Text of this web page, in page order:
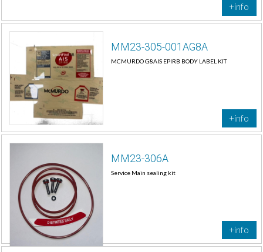
+info
MM23-305-001AG8A
MCMURDO G8AIS EPIRB BODY LABEL KIT
+info
MM23-306A
Service Main sealing kit
+info